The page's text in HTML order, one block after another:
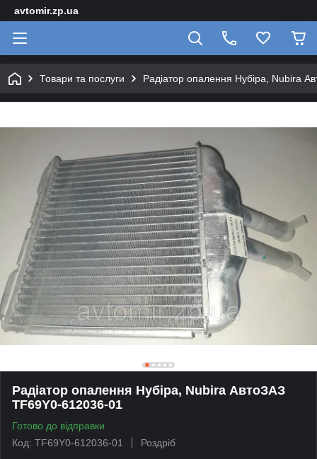
avtomir.zp.ua
Товари та послуги Радіатор опалення Нубіра, Nubira
Радіатор опалення Нубіра, Nubira АвтоЗАЗ
TF69Y0-612036-01
Готово до відправки
Код: TF69Y0-612036-01
Роздріб